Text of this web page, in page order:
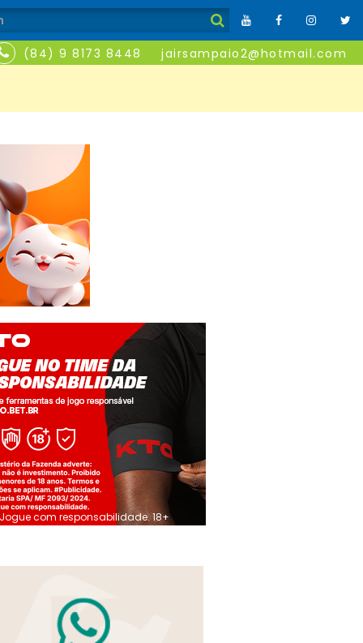
(84) 9 8173 8448 jairsampaio2@hotmail.com
Jogue com responsabilidade. 18+